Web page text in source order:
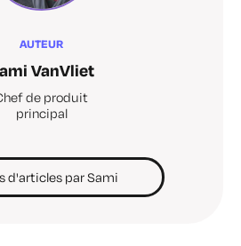
AUTEUR
VanVliet
de produit
principal
d'articles par Sami